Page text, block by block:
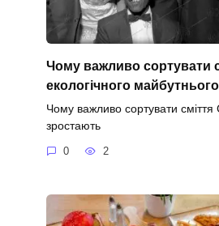
Чому важливо сортувати
екологічного майбутнього
Чому важливо сортувати сміття
зростають
0 2